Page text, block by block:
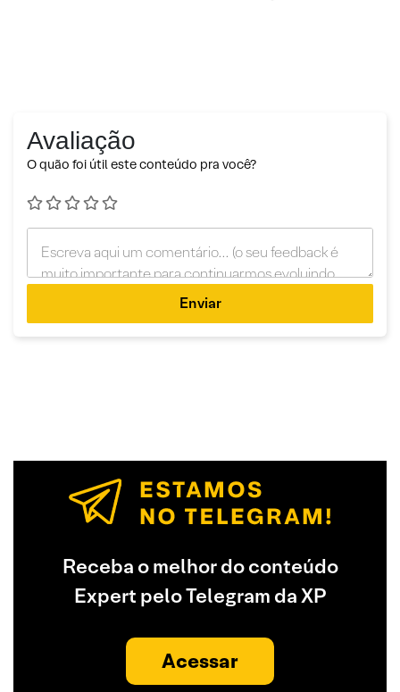
Avaliação
O quão foi útil este conteúdo pra você?
Enviar
Receba o melhor do conteúdo
Expert pelo Telegram da XP
Acessar